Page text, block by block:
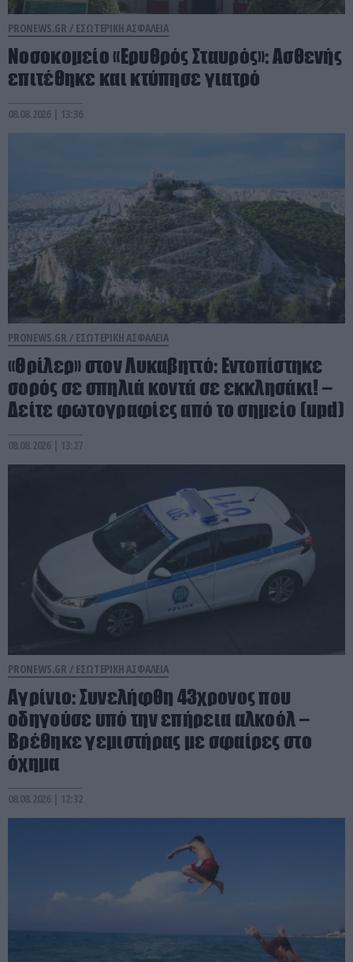
PRONEWS.GR / ΕΣΩΤΕΡΙΚΗ ΑΣΦΑΛΕΙΑ
Νοσοκομείο «Ερυθρός Σταυρός»: Ασθενής
επιτέθηκε και κτύπησε γιατρό
08.08.2026 | 13:36
PRONEWS.GR / ΕΣΩΤΕΡΙΚΗ ΑΣΦΑΛΕΙΑ
«Θρίλερ» στον Λυκαβηττό: Εντοπίστηκε
σορός σε σπηλιά κοντά σε εκκλησάκι! –
Δείτε φωτογραφίες από το σημείο (upd)
08.08.2026 | 13:27
PRONEWS.GR / ΕΣΩΤΕΡΙΚΗ ΑΣΦΑΛΕΙΑ
Αγρίνιο: Συνελήφθη 43χρονος που
οδηγούσε υπό την επήρεια αλκοόλ –
Βρέθηκε γεμιστήρας με σφαίρες στο
όχημα
08.08.2026 | 12:32